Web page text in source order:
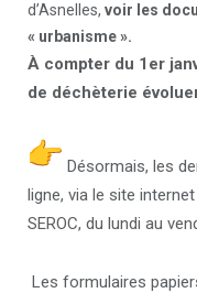
d’Asnelles, voir les
« urbanisme ».
À compter du 1er
de déchèterie
Désormais, les
ligne, via le site
SEROC, du lundi au
Les formulaires